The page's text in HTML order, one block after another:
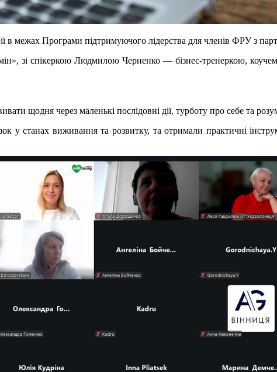
в межах Програми підтримуючого лідерства для членів ФРУ з
зі спікеркою Людмилою Черненко — бізнес-тренеркою,
щодня через маленькі послідовні дії, турботу про себе та
у станах виживання та розвитку, та отримали практичні